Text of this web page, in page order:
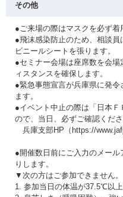
その他
●ご来場の際はマスクを必ず着
●飛沫感染防止のため、相談
ビニールシートを張ります。
●セミナー会場は座席数を会
ィスタンスを確保します。
●緊急事態宣言が兵庫県に発
ます。
●イベント中止の際は「日本
ので、当日、必ずご確認くださ
兵庫支部HP（https://
●開催数日前にご入力のメー
りします。
▼次の方はご参加できません。
1. 参加当日の体温が37.5℃以上